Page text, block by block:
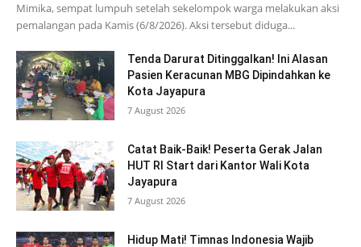
Mimika, sempat lumpuh setelah sekelompok warga melakukan aksi
pemalangan pada Kamis (6/8/2026). Aksi tersebut diduga...
Tenda Darurat Ditinggalkan! Ini Alasan
Pasien Keracunan MBG Dipindahkan ke
Kota Jayapura
7 August 2026
Catat Baik-Baik! Peserta Gerak Jalan
HUT RI Start dari Kantor Wali Kota
Jayapura
7 August 2026
Hidup Mati! Timnas Indonesia Wajib